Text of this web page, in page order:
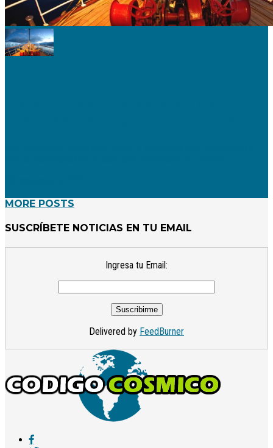
MORE POSTS
SUSCRÍBETE NOTICIAS EN TU EMAIL
Ingresa tu Email:
Delivered by FeedBurner